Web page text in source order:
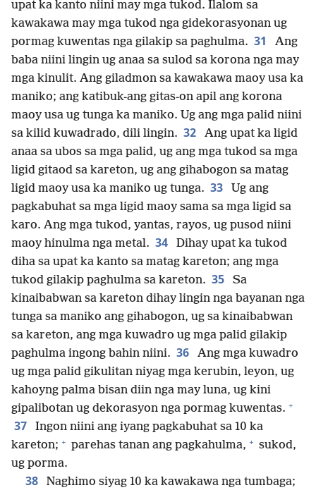
upat ka kanto niini may mga tukod. Ilalom sa
kawakawa may mga tukod nga gidekorasyonan ug
pormag kuwentas nga gilakip sa paghulma. 31
Ang
baba niini lingin ug anaa sa sulod sa korona nga may
mga kinulit. Ang giladmon sa kawakawa maoy usa ka
maniko; ang katibuk-ang gitas-on apil ang korona
maoy usa ug tunga ka maniko. Ug ang mga palid niini
sa kilid kuwadrado, dili lingin. 32
Ang upat ka ligid
anaa sa ubos sa mga palid, ug ang mga tukod sa mga
ligid gitaod sa kareton, ug ang gihabogon sa matag
ligid maoy usa ka maniko ug tunga. 33
Ug ang
pagkabuhat sa mga ligid maoy sama sa mga ligid sa
karo. Ang mga tukod, yantas, rayos, ug pusod niini
maoy hinulma nga metal. 34
Dihay upat ka tukod
diha sa upat ka kanto sa matag kareton; ang mga
tukod gilakip paghulma sa kareton. 35
Sa
kinaibabwan sa kareton dihay lingin nga bayanan nga
tunga sa maniko ang gihabogon, ug sa kinaibabwan
sa kareton, ang mga kuwadro ug mga palid gilakip
paghulma ingong bahin niini. 36
Ang mga kuwadro
ug mga palid gikulitan niyag mga kerubin, leyon, ug
kahoyng palma bisan diin nga may luna, ug kini
gipalibotan ug dekorasyon nga pormag kuwentas. +
37
Ingon niini ang iyang pagkabuhat sa 10 ka
kareton; + parehas tanan ang pagkahulma, + sukod,
ug porma.
38 Naghimo siyag 10 ka kawakawa nga tumbaga;